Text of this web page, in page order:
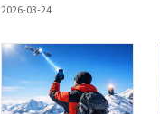
2026-03-24